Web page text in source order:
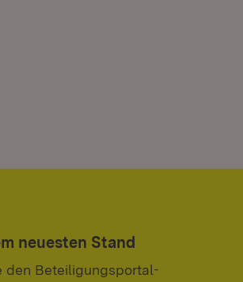
neuesten Stand
den Beteiligungsportal-